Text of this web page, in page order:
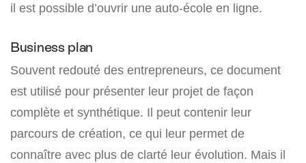
il est possible d’ouvrir une auto-école en ligne.
Business plan
Souvent redouté des entrepreneurs, ce document
est utilisé pour présenter leur projet de façon
complète et synthétique. Il peut contenir leur
parcours de création, ce qui leur permet de
connaître avec plus de clarté leur évolution. Mais il